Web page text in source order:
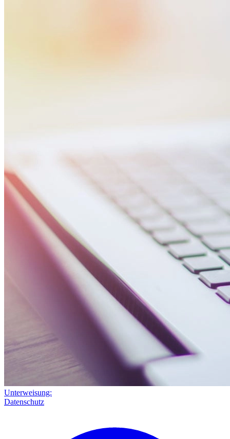
Unterweisung:
Datenschutz